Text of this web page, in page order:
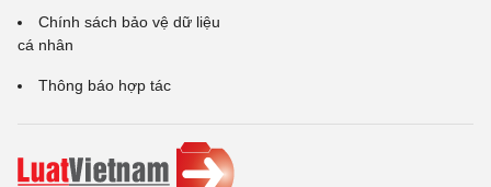
Chính sách bảo vệ dữ liệu
cá nhân
Thông báo hợp tác